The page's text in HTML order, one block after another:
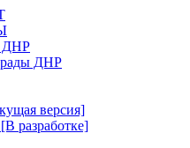
ДНР
ДНР
версия]
разработке]